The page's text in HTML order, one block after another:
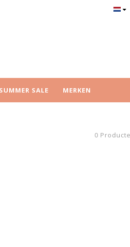
SUMMER SALE MERKEN
0